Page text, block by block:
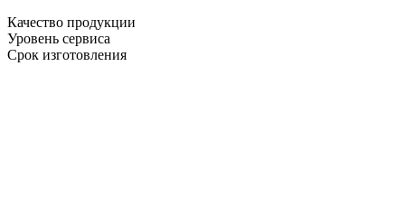
Качество продукции
Уровень сервиса
Срок изготовления